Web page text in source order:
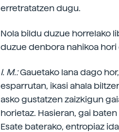
erretratatzen dugu.
Nola bildu duzue horrelako
duzue denbora nahikoa hori
I. M.:Gauetako lana dago
esparrutan, ikasi ahala
asko gustatzen zaizkigun
horietaz. Hasieran, gai
Esate baterako, entropiaz